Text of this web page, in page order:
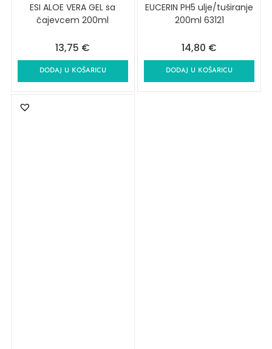
ESI ALOE VERA GEL sa
čajevcem 200ml
13,75 €
DODAJ U KOŠARICU
EUCERIN PH5 ulje/tuširanje
200ml 63121
14,80 €
DODAJ U KOŠARICU